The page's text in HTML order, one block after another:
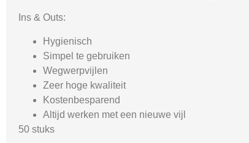
Ins & Outs:
Hygienisch
Simpel te gebruiken
Wegwerpvijlen
Zeer hoge kwaliteit
Kostenbesparend
Altijd werken met een nieuwe vijl
50 stuks